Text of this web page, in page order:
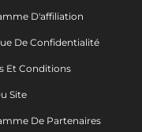
D'affiliation
De Confidentialité
Et Conditions
Site
De Partenaires